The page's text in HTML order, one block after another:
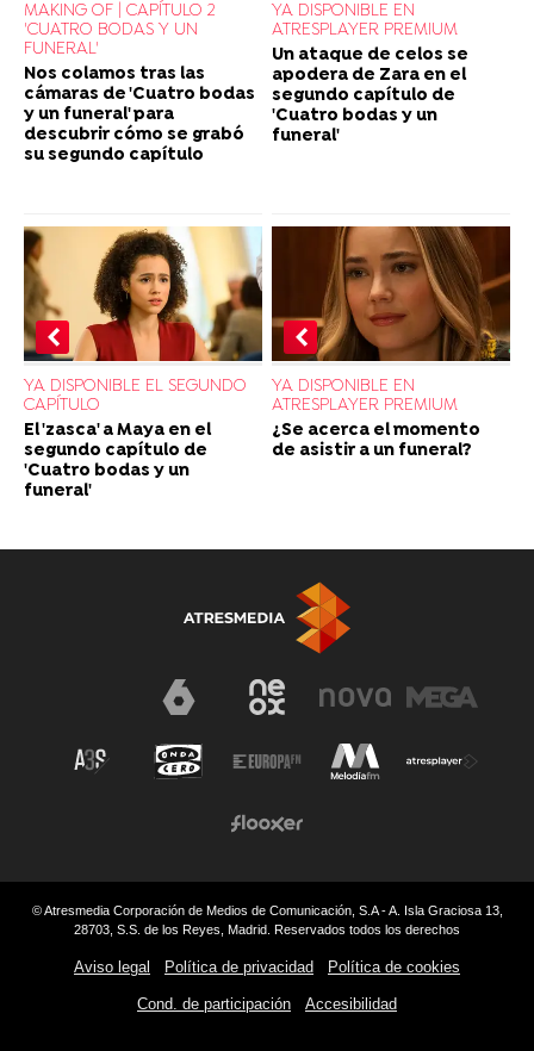
MAKING OF | CAPÍTULO 2
'CUATRO BODAS Y UN
FUNERAL'
Nos colamos tras las
cámaras de 'Cuatro bodas
y un funeral' para
descubrir cómo se grabó
su segundo capítulo
YA DISPONIBLE EN
ATRESPLAYER PREMIUM
Un ataque de celos se
apodera de Zara en el
segundo capítulo de
'Cuatro bodas y un
funeral'
YA DISPONIBLE EL SEGUNDO
CAPÍTULO
El 'zasca' a Maya en el
segundo capítulo de
'Cuatro bodas y un
funeral'
YA DISPONIBLE EN
ATRESPLAYER PREMIUM
¿Se acerca el momento
de asistir a un funeral?
© Atresmedia Corporación de Medios de Comunicación, S.A - A. Isla Graciosa 13,
28703, S.S. de los Reyes, Madrid. Reservados todos los derechos
Aviso legal Política de privacidad Política de cookies
Cond. de participación Accesibilidad